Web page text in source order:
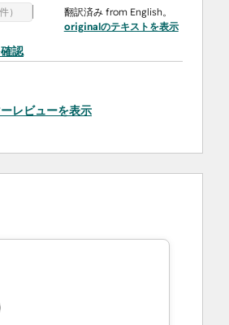
）
認
翻訳済み from English。
originalのテキストを表示
レビューを表示